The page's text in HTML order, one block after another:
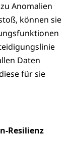
Anomalien
können sie
Daten
für sie
Resilienz